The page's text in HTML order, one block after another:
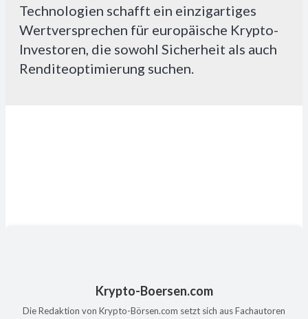
Technologien schafft ein einzigartiges
Wertversprechen für europäische Krypto-
Investoren, die sowohl Sicherheit als auch
Renditeoptimierung suchen.
Krypto-Boersen.com
Die Redaktion von Krypto-Börsen.com setzt sich aus Fachautoren